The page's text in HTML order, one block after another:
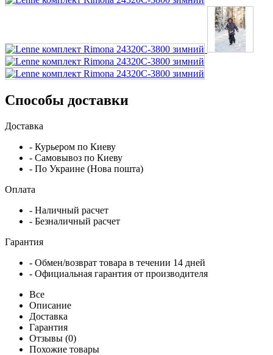
Способы доставки
Доставка
- Курьером по Киеву
- Самовывоз по Киеву
- По Украине (Нова пошта)
Оплата
- Наличный расчет
- Безналичный расчет
Гарантия
- Обмен/возврат товара в течении 14 дней
- Официальная гарантия от производителя
Все
Описание
Доставка
Гарантия
Отзывы (0)
Похожие товары